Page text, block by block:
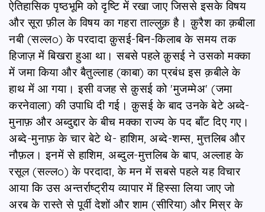
ऐतिहासिक पृष्ठभूमि को दृष्टि में रखा जाए जिससे इसके विषय
और सूरा फ़ील के विषय का गहरा ताल्लुक़ है। क़ुरैश का क़बीला
नबी (सल्लo) के परदादा क़ुसई-बिन-किलाब के समय तक
हिजाज़ में बिखरा हुआ था। सबसे पहले क़ुसई ने उसको मक्का
में जमा किया और बैतुल्लाह (काबा) का प्रबंध इस क़बीले के
हाथ में आ गया। इसी वजह से क़ुसई को 'मुजम्मेअ' (जमा
करनेवाला) की उपाधि दी गई। क़ुसई के बाद उनके बेटे अब्दे-
मुनाफ़ और अब्दुद्दार के बीच मक्का राज्य के पद बाँट दिए गए।
अब्दे-मुनाफ़ के चार बेटे थे- हाशिम, अब्दे-शम्स, मुत्तलिब और
नौफ़ल। इनमें से हाशिम, अब्दुल-मुत्तलिब के बाप, अल्लाह के
रसूल (सल्लo) के परदादा, के मन में सबसे पहले यह विचार
आया कि उस अन्तर्राष्ट्रीय व्यापार में हिस्सा लिया जाए जो
अरब के रास्ते से पूर्वी देशों और शाम (सीरिया) और मिस्र के